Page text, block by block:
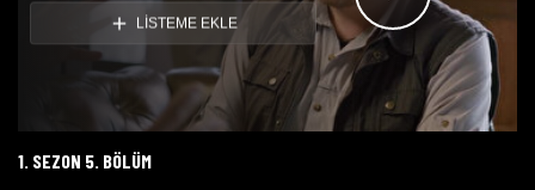
Videoyu
Oynat
LİSTEME EKLE
1. SEZON 5. BÖLÜM